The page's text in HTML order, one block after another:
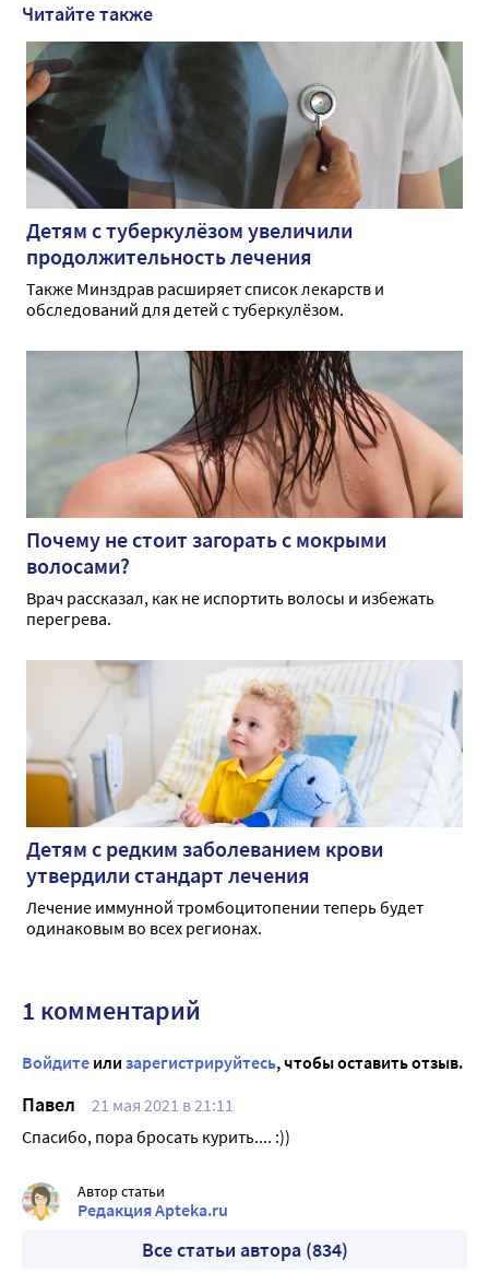
Читайте также
Детям с туберкулёзом увеличили
продолжительность лечения
Также Минздрав расширяет список лекарств и
обследований для детей с туберкулёзом.
Почему не стоит загорать с мокрыми
волосами?
Врач рассказал, как не испортить волосы и избежать
перегрева.
Детям с редким заболеванием крови
утвердили стандарт лечения
Лечение иммунной тромбоцитопении теперь будет
одинаковым во всех регионах.
1 комментарий
Войдите или зарегистрируйтесь, чтобы оставить отзыв.
Павел
21 мая 2021 в 21:11
Спасибо, пора бросать курить.... :))
Автор статьи
Редакция Apteka.ru
Все статьи автора (834)